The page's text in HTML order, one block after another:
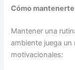
Cómo
Mantener una
ambiente juega
motivacionales: